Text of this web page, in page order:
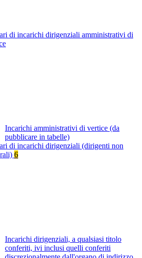
di incarichi dirigenziali amministrativi di
Incarichi amministrativi di vertice (da
pubblicare in tabelle)
di incarichi dirigenziali (dirigenti non
6
Incarichi dirigenziali, a qualsiasi titolo
conferiti, ivi inclusi quelli conferiti